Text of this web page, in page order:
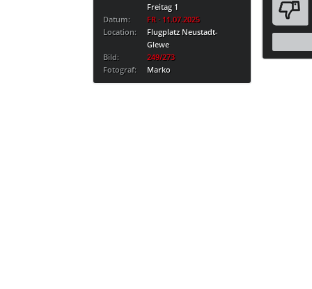
Freitag 1
Datum:
FR · 11.07.2025
Location:
Flugplatz Neustadt-
Glewe
Bild:
249/273
Fotograf:
Marko